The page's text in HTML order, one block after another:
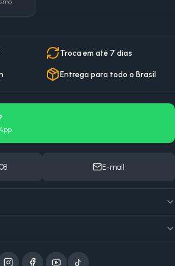
Troca em até 7 dias
Entrega para todo o Brasil
E-mail